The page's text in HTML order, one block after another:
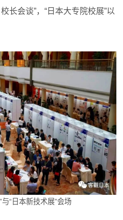
长会谈”，“日本大专院校展”以
“日本新技术展”会场